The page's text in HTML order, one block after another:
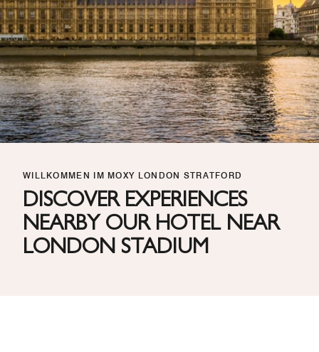
WILLKOMMEN IM MOXY LONDON STRATFORD
DISCOVER EXPERIENCES
NEARBY OUR HOTEL NEAR
LONDON STADIUM